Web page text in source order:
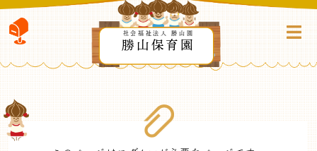
社会福祉法人 勝山園
勝山保育園